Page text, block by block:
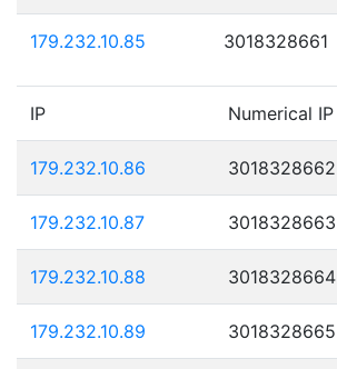
179.232.10.85 3018328661
IP Numerical IP
179.232.10.86 3018328662
179.232.10.87 3018328663
179.232.10.88 3018328664
179.232.10.89 3018328665